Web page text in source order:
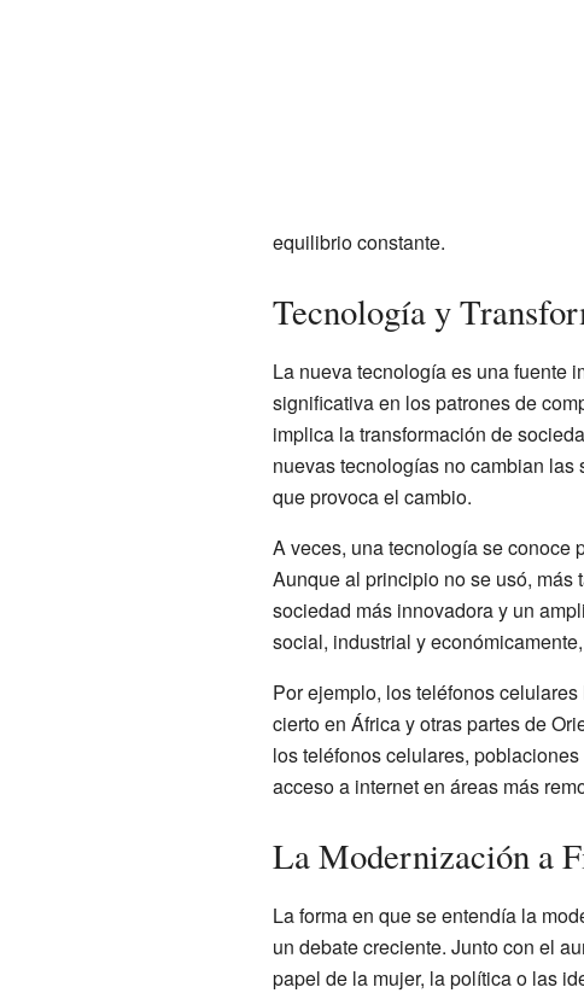
equilibrio constante.
Tecnología y
La nueva tecnología es una fuente
significativa en los patrones de
implica la transformación de
nuevas tecnologías no cambian
que provoca el cambio.
A veces, una tecnología se conoce
Aunque al principio no se usó, más
sociedad más innovadora y un
social, industrial y
Por ejemplo, los teléfonos
cierto en África y otras partes de
los teléfonos celulares,
acceso a internet en áreas más
La Modernización a
La forma en que se entendía la
un debate creciente. Junto con el
papel de la mujer, la política o las